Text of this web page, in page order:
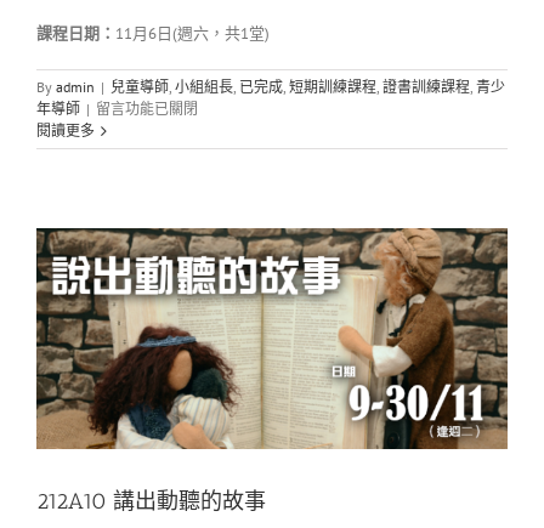
課程日期： 11月6日(週六，共1堂)
By admin | 兒童導師, 小組組長, 已完成, 短期訓練課程, 證書訓練課程, 青少
年導師 | 在
〈212S06
PowerPoint
計
攻
略〉
中
留言功能已關閉
閱讀更多
212A10 講出動聽的故事